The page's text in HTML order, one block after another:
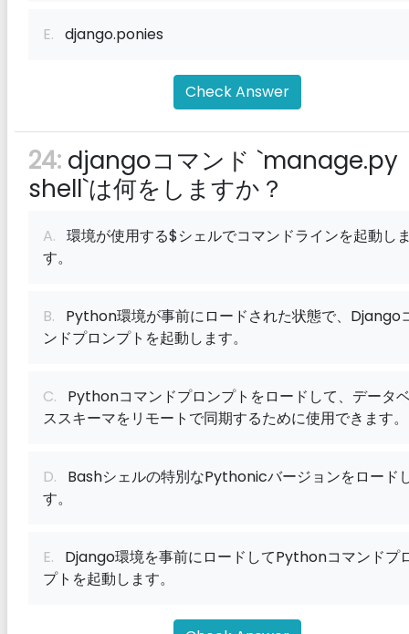
E. django.ponies
Check Answer
24: djangoコマンド `manage.py
shell`は何をしますか？
A. 環境が使用する$シェルでコマンドラインを起動し
す。
B. Python環境が事前にロードされた状態で、Django
ンドプロンプトを起動します。
C. Pythonコマンドプロンプトをロードして、データ
ススキーマをリモートで同期するために使用できます。
D. Bashシェルの特別なPythonicバージョンをロード
す。
E. Django環境を事前にロードしてPythonコマンドプ
プトを起動します。